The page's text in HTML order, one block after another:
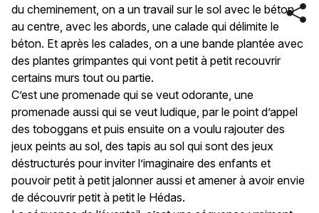
du cheminement, on a un travail sur le sol avec le béton
au centre, avec les abords, une calade qui délimite le
béton. Et après les calades, on a une bande plantée avec
des plantes grimpantes qui vont petit à petit recouvrir
certains murs tout ou partie.
C’est une promenade qui se veut odorante, une
promenade aussi qui se veut ludique, par le point d’appel
des toboggans et puis ensuite on a voulu rajouter des
jeux peints au sol, des tapis au sol qui sont des jeux
déstructurés pour inviter l’imaginaire des enfants et
pouvoir petit à petit jalonner aussi et amener à avoir envie
de découvrir petit à petit le Hédas.